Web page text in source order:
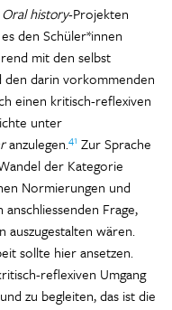
Oral history-Projekten
den Schüler*innen
mit den selbst
den darin vorkommenden
einen kritisch-reflexiven
unter
anzulegen.41 Zur Sprache
der Kategorie
Normierungen und
Frage,
auszugestalten wären.
sollte hier ansetzen.
reflexiven Umgang
zu begleiten, das ist die